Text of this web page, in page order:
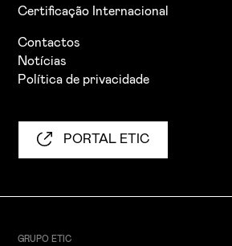
Certificação Internacional
Contactos
Notícias
Política de privacidade
PORTAL ETIC
GRUPO ETIC